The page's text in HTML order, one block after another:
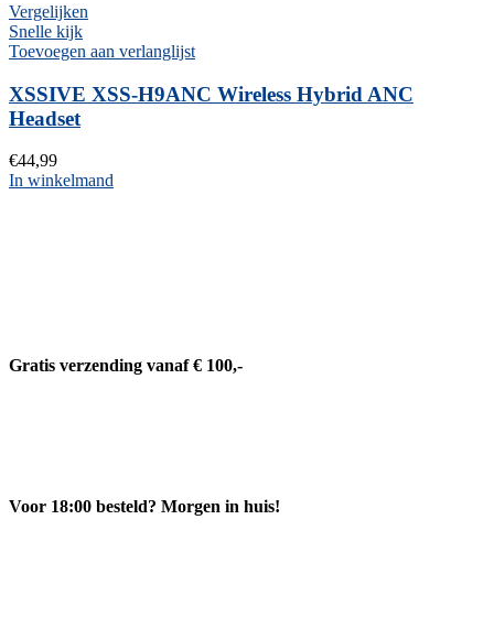
Vergelijken
Snelle kijk
Toevoegen aan verlanglijst
XSSIVE XSS-H9ANC Wireless Hybrid ANC
Headset
€44,99
In winkelmand
Gratis verzending vanaf € 100,-
Voor 18:00 besteld? Morgen in huis!